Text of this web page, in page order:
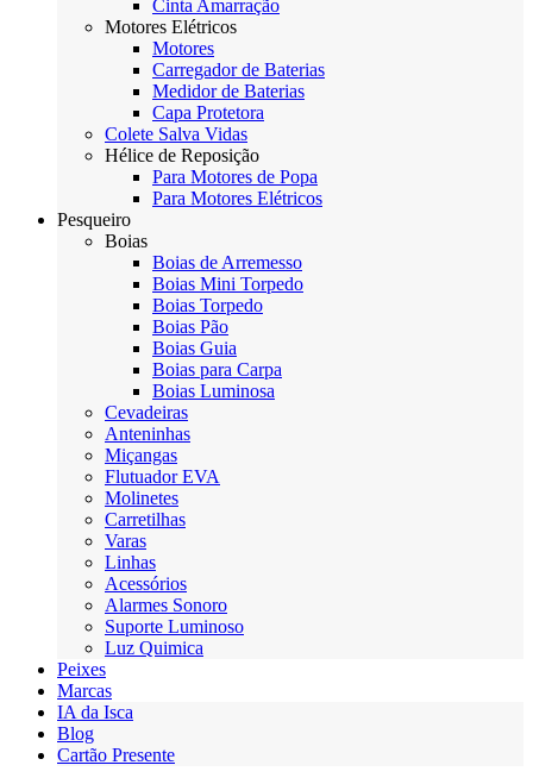
Cinta Amarração
Motores Elétricos
Motores
Carregador de Baterias
Medidor de Baterias
Capa Protetora
Colete Salva Vidas
Hélice de Reposição
Para Motores de Popa
Para Motores Elétricos
Pesqueiro
Boias
Boias de Arremesso
Boias Mini Torpedo
Boias Torpedo
Boias Pão
Boias Guia
Boias para Carpa
Boias Luminosa
Cevadeiras
Anteninhas
Miçangas
Flutuador EVA
Molinetes
Carretilhas
Varas
Linhas
Acessórios
Alarmes Sonoro
Suporte Luminoso
Luz Quimica
Peixes
Marcas
IA da Isca
Blog
Cartão Presente